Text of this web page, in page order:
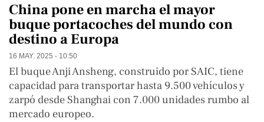
China pone en marcha el mayor
buque portacoches del mundo con
destino a Europa
16 MAY. 2025 - 10:50
El buque Anji Ansheng, construido por SAIC, tiene
capacidad para transportar hasta 9.500 vehículos y
zarpó desde Shanghai con 7.000 unidades rumbo al
mercado europeo.